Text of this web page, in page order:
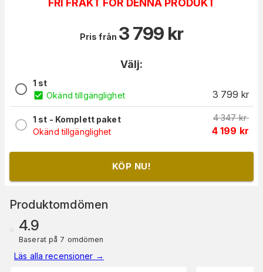
FRI FRAKT FÖR DENNA PRODUKT
Pris från 3 799 kr
Välj:
1 st
Okänd tillgänglighet
3 799 kr
1 st - Komplett paket
Okänd tillgänglighet
4 347 kr
4 199 kr
KÖP NU!
Produktomdömen
4.9
Baserat på 7 omdömen
Läs alla recensioner →